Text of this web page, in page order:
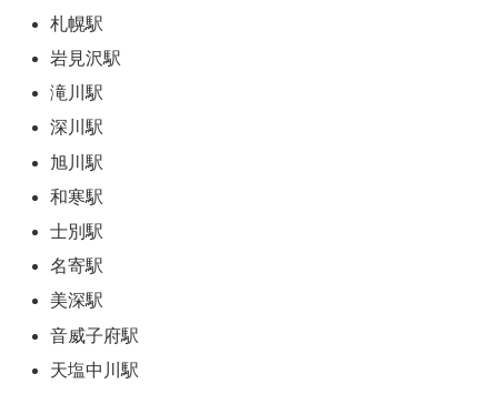
札幌駅
岩見沢駅
滝川駅
深川駅
旭川駅
和寒駅
士別駅
名寄駅
美深駅
音威子府駅
天塩中川駅